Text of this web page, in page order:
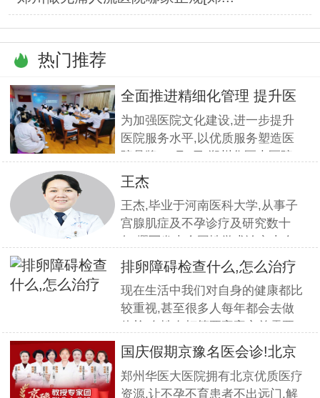
热门推荐
全面推进精细化管理 提升医
疗服
为加强医院文化建设,进一步提升
医院服务水平,以优质服务塑造医
院品牌,11月5日,郑州华医大医院
组织全员开展优质服务提升培训.
本期培训邀请到职业素养与服务设
计专家
王杰
王杰,毕业于河南医科大学,从事子
宫腺肌症及不孕诊疗及研究数十
年,撰写发表全国性学术论文十余
篇.对宫、腹腔镜等微创高科技技
术诊治子宫腺肌症、石女、子宫肌
瘤、女性不孕等妇科疑难杂症有一
套成熟完整的方案,深得患者好评!
排卵障碍检查什么,怎么治疗
现在生活中我们对自身的健康都比
较重视,甚至很多人每年都会去做
到医院做孕前检查,这样才能更好
的保证怀孕的诊疗率.有患者想了
解排卵障碍检查什么?怎么治疗?我
国庆假期京豫名医会诊!北京
不孕
郑州华医大医院拥有北京优质医疗
资源,让不孕不育患者不出远门,解